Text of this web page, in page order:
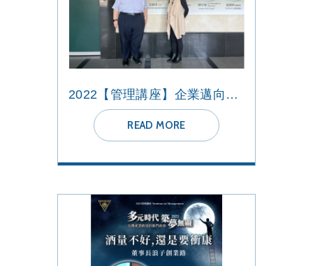
2022【管理講座】企業邁向碳中和之道
READ MORE